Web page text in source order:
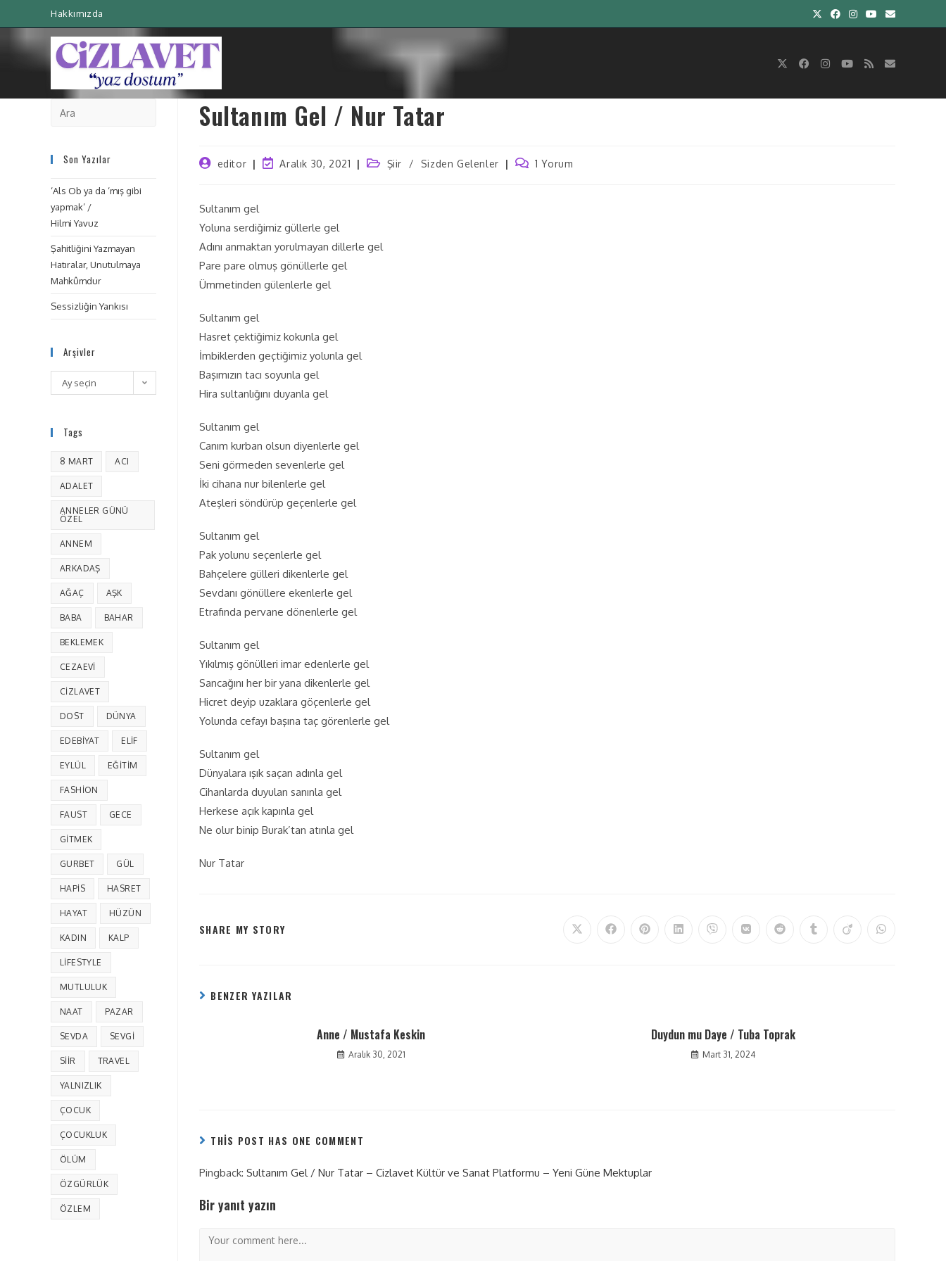
Hakkımızda
Sultanım Gel / Nur Tatar
editor Aralık 30, 2021 Şiir / Sizden Gelenler 1 Yorum
Sultanım gel
Yoluna serdiğimiz güllerle gel
Adını anmaktan yorulmayan dillerle gel
Pare pare olmuş gönüllerle gel
Ümmetinden gülenlerle gel
Sultanım gel
Hasret çektiğimiz kokunla gel
İmbiklerden geçtiğimiz yolunla gel
Başımızın tacı soyunla gel
Hira sultanlığını duyanla gel
Sultanım gel
Canım kurban olsun diyenlerle gel
Seni görmeden sevenlerle gel
İki cihana nur bilenlerle gel
Ateşleri söndürüp geçenlerle gel
Sultanım gel
Pak yolunu seçenlerle gel
Bahçelere gülleri dikenlerle gel
Sevdanı gönüllere ekenlerle gel
Etrafında pervane dönenlerle gel
Sultanım gel
Yıkılmış gönülleri imar edenlerle gel
Sancağını her bir yana dikenlerle gel
Hicret deyip uzaklara göçenlerle gel
Yolunda cefayı başına taç görenlerle gel
Sultanım gel
Dünyalara ışık saçan adınla gel
Cihanlarda duyulan sanınla gel
Herkese açık kapınla gel
Ne olur binip Burak’tan atınla gel
Nur Tatar
SHARE MY STORY
BENZER YAZILAR
Anne / Mustafa Keskin
Aralık 30, 2021
Duydun mu Daye / Tuba Toprak
Mart 31, 2024
THIS POST HAS ONE COMMENT
Pingback: Sultanım Gel / Nur Tatar – Cizlavet Kültür ve Sanat Platformu – Yeni Güne Mektuplar
Bir yanıt yazın
Son Yazılar
‘Als Ob ya da ‘mış gibi
yapmak’ /
Hilmi Yavuz
Şahitliğini Yazmayan
Hatıralar, Unutulmaya
Mahkûmdur
Sessizliğin Yankısı
Arşivler
Ay seçin
Tags
8 MART ACI
ADALET
ANNELER GÜNÜ
ÖZEL
ANNEM
ARKADAŞ
AĞAÇ AŞK
BABA BAHAR
BEKLEMEK
CEZAEVI
CIZLAVET
DOST DÜNYA
EDEBIYAT ELIF
EYLÜL EĞITIM
FASHION
FAUST GECE
GITMEK
GURBET GÜL
HAPIS HASRET
HAYAT HÜZÜN
KADIN KALP
LIFESTYLE
MUTLULUK
NAAT PAZAR
SEVDA SEVGI
SIIR TRAVEL
YALNIZLIK
ÇOCUK
ÇOCUKLUK
ÖLÜM
ÖZGÜRLÜK
ÖZLEM